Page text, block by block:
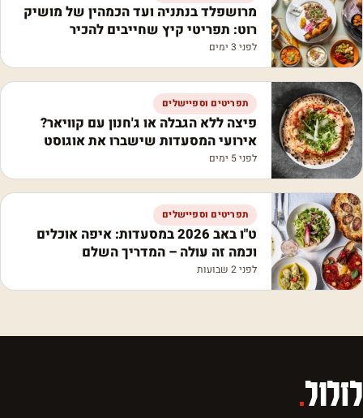
מרושפלד בנתניה ועד הכמהין של מושיק
רוט: תפריטי קיץ שחייבים להכיר
לפני 3 ימים
תפריטים וספיישלים
פיצה ללא הגבלה או ג'חנון עם קוויאר?
אירועי המסעדות שישברו את אוגוסט
לפני 5 ימים
תפריטים וספיישלים
ט"ו באב 2026 במסעדות: איפה אוכלים
וכמה זה עולה – המדריך השלם
לפני 2 שבועות
לזלול.